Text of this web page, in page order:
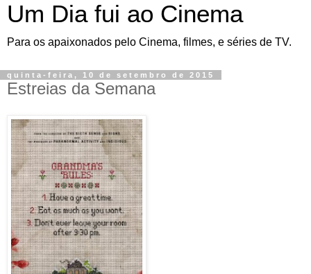
Um Dia fui ao Cinema
Para os apaixonados pelo Cinema, filmes, e séries de TV.
quinta-feira, 10 de setembro de 2015
Estreias da Semana